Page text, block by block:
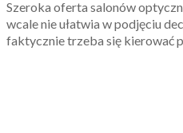
Szeroka oferta salonów
wcale nie ułatwia w podjęciu
faktycznie trzeba się kierować